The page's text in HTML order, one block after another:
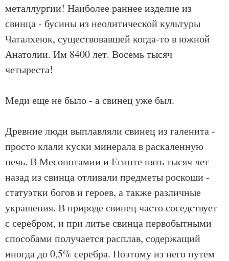
металлургии! Наиболее раннее изделие из
свинца - бусины из неолитической культуры
Чаталхеюк, существовавшей когда-то в южной
Анатолии. Им 8400 лет. Восемь тысяч
четыреста!
Меди еще не было - а свинец уже был.
Древние люди выплавляли свинец из галенита -
просто клали куски минерала в раскаленную
печь. В Месопотамии и Египте пять тысяч лет
назад из свинца отливали предметы роскоши -
статуэтки богов и героев, а также различные
украшения. В природе свинец часто соседствует
с серебром, и при литье свинца первобытными
способами получается расплав, содержащий
иногда до 0,5% серебра. Поэтому из него путем